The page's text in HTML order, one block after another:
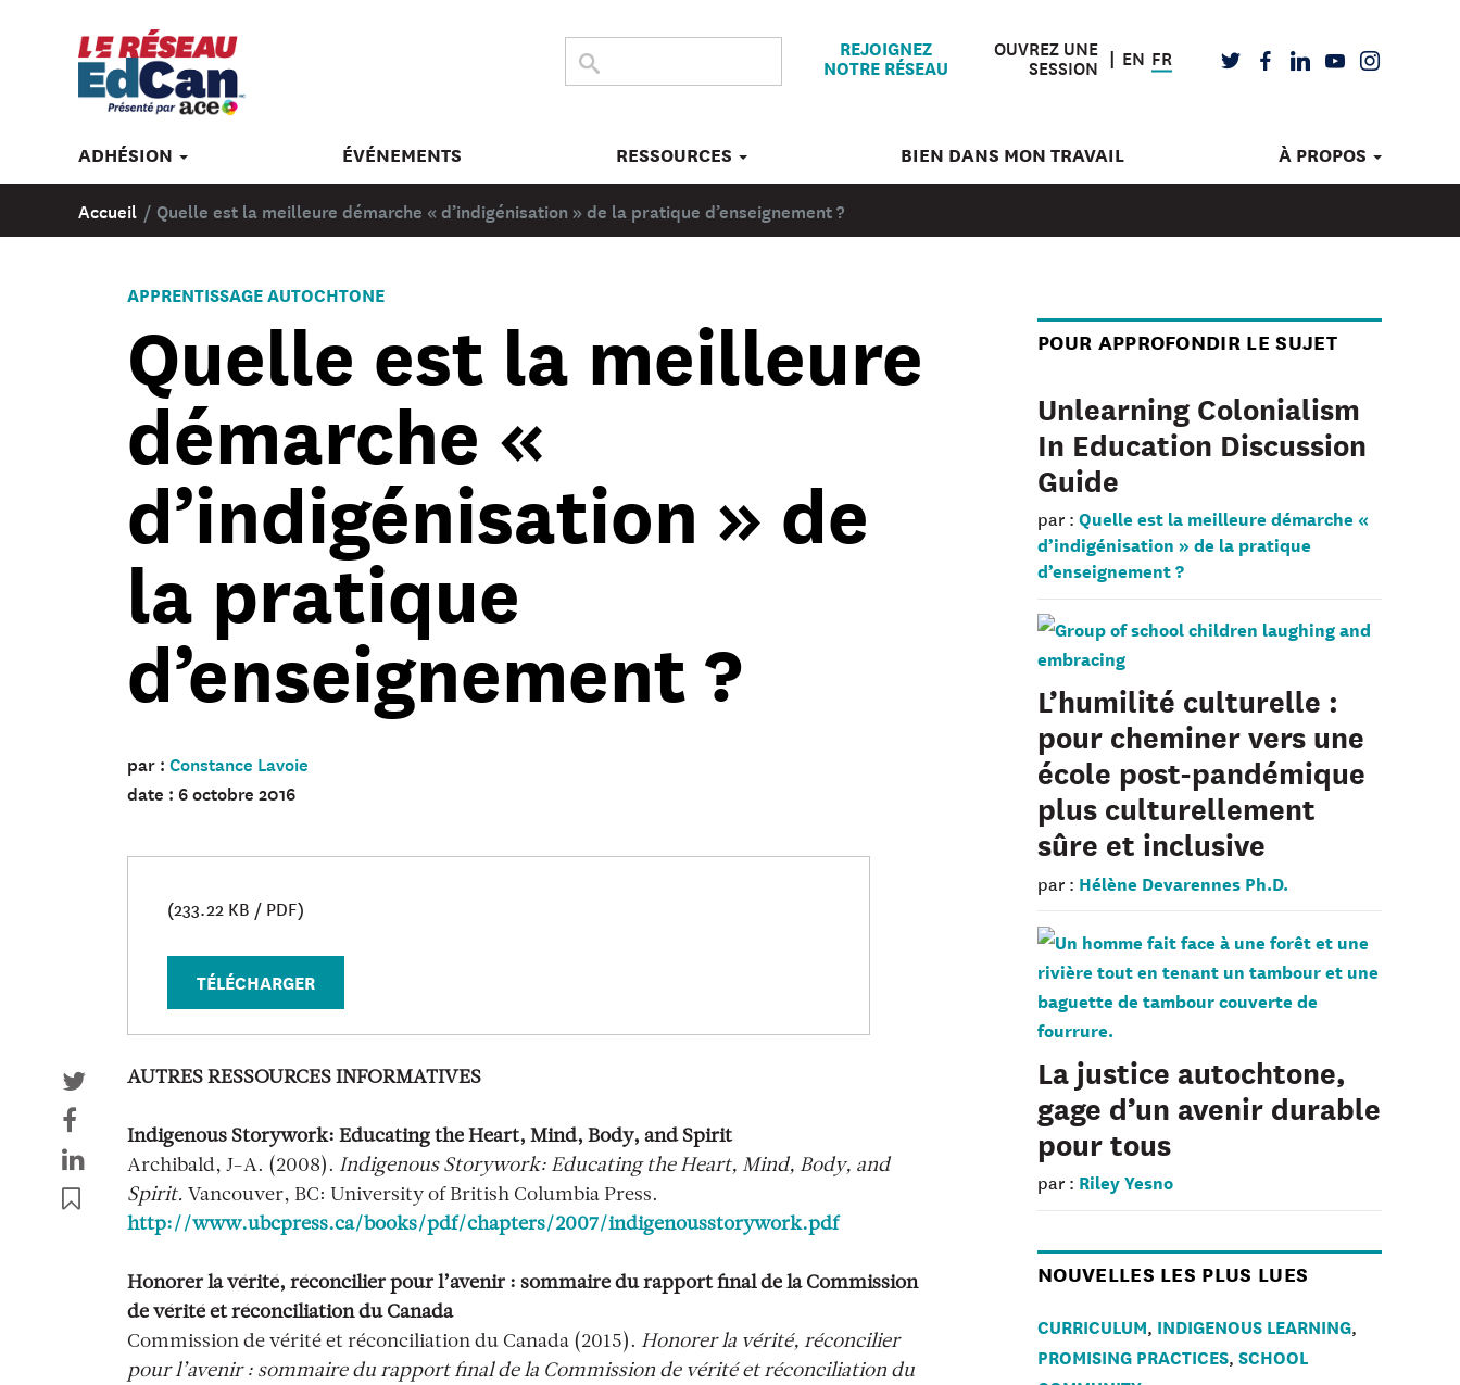
DANS
Submit
search
REJOIGNEZ
NOTRE RÉSEAU
OUVREZ UNE
SESSION EN FR TWITTERFACEBOOK
LINKEDIN
YOUTUBEINSTAGRAM
ADHÉSION ÉVÉNEMENTS RESSOURCES BIEN DANS MON TRAVAIL À PROPOS
Accueil / Quelle est la meilleure démarche « d’indigénisation » de la pratique d’enseignement ?
APPRENTISSAGE AUTOCHTONE
Quelle est la meilleure
démarche «
d’indigénisation » de
la pratique
d’enseignement ?
par :Constance Lavoie
date : 6 octobre 2016
(233.22 KB / PDF)
TÉLÉCHARGER
AUTRES RESSOURCES INFORMATIVES
Indigenous Storywork: Educating the Heart, Mind, Body, and Spirit
Archibald, J-A. (2008). Indigenous Storywork: Educating the Heart, Mind, Body, and
Spirit. Vancouver, BC: University of British Columbia Press.
http://www.ubcpress.ca/books/pdf/chapters/2007/indigenousstorywork.pdf
Honorer la vérité, réconcilier pour l’avenir : sommaire du rapport final de la Commission
de vérité et réconciliation du Canada
Commission de vérité et réconciliation du Canada (2015). Honorer la vérité, réconcilier
pour l’avenir : sommaire du rapport final de la Commission de vérité et réconciliation du
POUR APPROFONDIR LE SUJET
Unlearning Colonialism
In Education Discussion
Guide
par : Quelle est la meilleure démarche «
d’indigénisation » de la pratique
d’enseignement ?
L’humilité culturelle :
pour cheminer vers une
école post-pandémique
plus culturellement
sûre et inclusive
par : Hélène Devarennes Ph.D.
La justice autochtone,
gage d’un avenir durable
pour tous
par : Riley Yesno
NOUVELLES LES PLUS LUES
CURRICULUM, INDIGENOUS LEARNING,
PROMISING PRACTICES, SCHOOL